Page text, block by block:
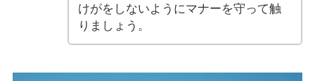
けがをしないようにマナーを守って触
りましょう。